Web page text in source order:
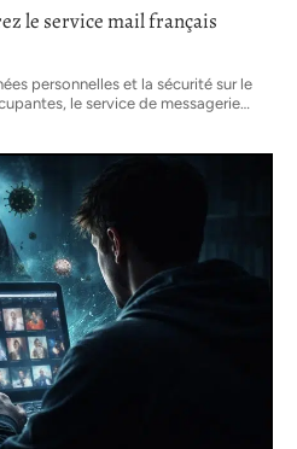
le service mail français
personnelles et la sécurité sur le
le service de messagerie